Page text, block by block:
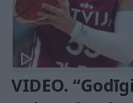
VIDEO.